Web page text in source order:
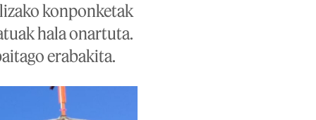
konponketak
hala onartuta.
erabakita.